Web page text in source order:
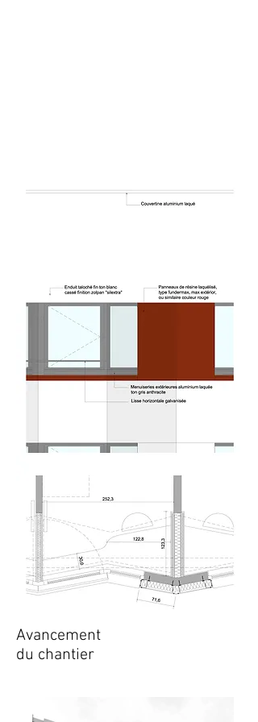
Avancement
du chantier